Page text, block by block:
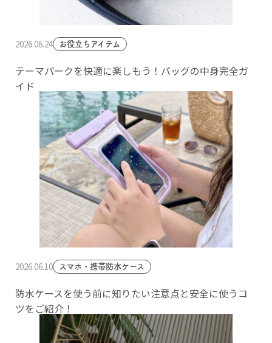
2026.06.24 お役立ちアイテム
テーマパークを快適に楽しもう！バッグの中身完全ガ
イド
2026.06.10 スマホ・携帯防水ケース
防水ケースを使う前に知りたい注意点と安全に使うコ
ツをご紹介！